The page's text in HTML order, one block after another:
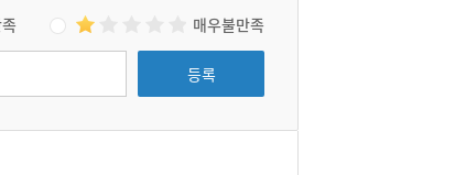
매우불만족
등록